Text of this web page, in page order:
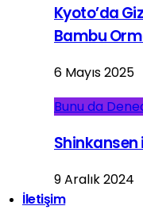
Kyoto’da
Bambu
6 Mayıs 2025
Bunu da
Shinkansen
9 Aralık 2024
İletişim